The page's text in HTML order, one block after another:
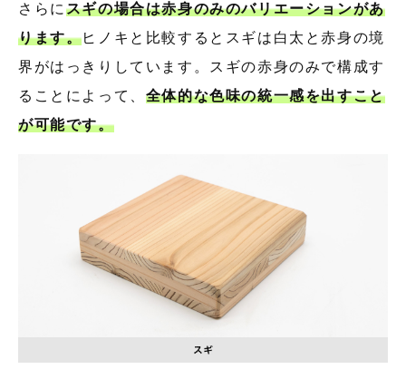
さらに スギの場合は赤身のみのバリエーションがあ
ります。ヒノキと比較するとスギは白太と赤身の境
界がはっきりしています。スギの赤身のみで構成す
ることによって、 全体的な色味の統一感を出すこと
が可能です。